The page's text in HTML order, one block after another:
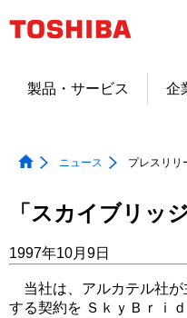
ャ
製品・サービス 企
ニュース プレスリリ
「スカイブリッ
1997年10月9日
当社は、アルカテル社が
する契約を ＳｋｙＢｒｉ